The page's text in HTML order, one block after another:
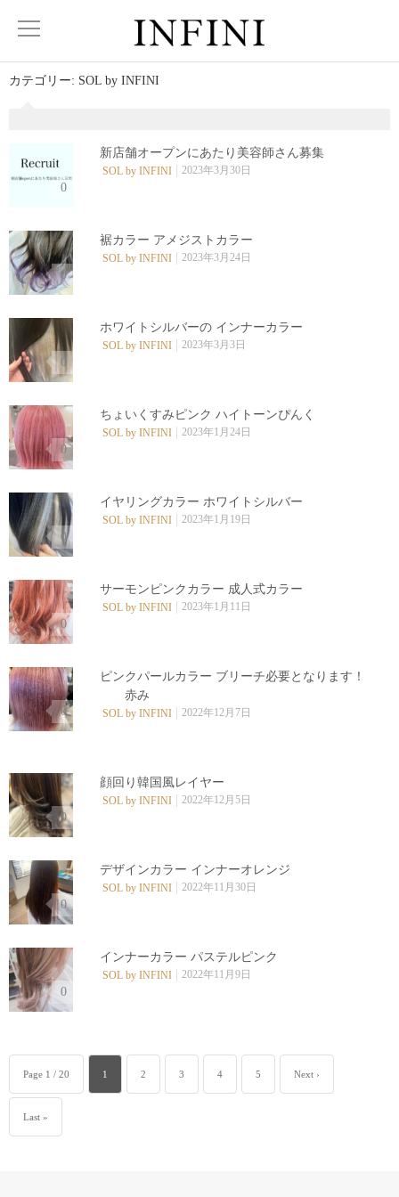
カテゴリー: SOL by INFINI
0
新店舗オープンにあたり美容師さん募集
SOL by INFINI 2023年3月30日
0
裾カラー アメジストカラー
SOL by INFINI 2023年3月24日
0
ホワイトシルバーの インナーカラー
SOL by INFINI 2023年3月3日
0
ちょいくすみピンク ハイトーンぴんく
SOL by INFINI 2023年1月24日
0
イヤリングカラー ホワイトシルバー️
SOL by INFINI 2023年1月19日
0
サーモンピンクカラー 成人式カラー️
SOL by INFINI 2023年1月11日
0
ピンクパールカラー ️ブリーチ必要となります！
赤み
SOL by INFINI 2022年12月7日
0
顔回り韓国風レイヤー
SOL by INFINI 2022年12月5日
0
デザインカラー インナーオレンジ
SOL by INFINI 2022年11月30日
0
インナーカラー パステルピンク
SOL by INFINI 2022年11月9日
Page 1 / 20 1 2 3 4 5 Next ›
Last »